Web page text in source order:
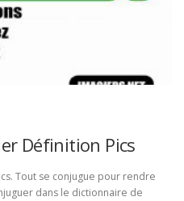
Définition Pics
Tout se conjugue pour rendre
dans le dictionnaire de